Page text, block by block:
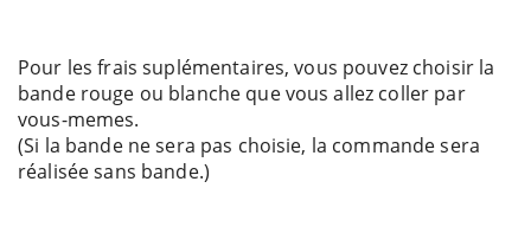
Pour les frais suplémentaires, vous pouvez choisir la
bande rouge ou blanche que vous allez coller par
vous-memes.
(Si la bande ne sera pas choisie, la commande sera
réalisée sans bande.)